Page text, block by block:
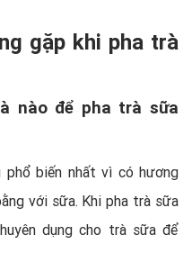
gặp khi pha trà
nào để pha trà sữa
biến nhất vì có hương
với sữa. Khi pha trà sữa
dụng cho trà sữa để